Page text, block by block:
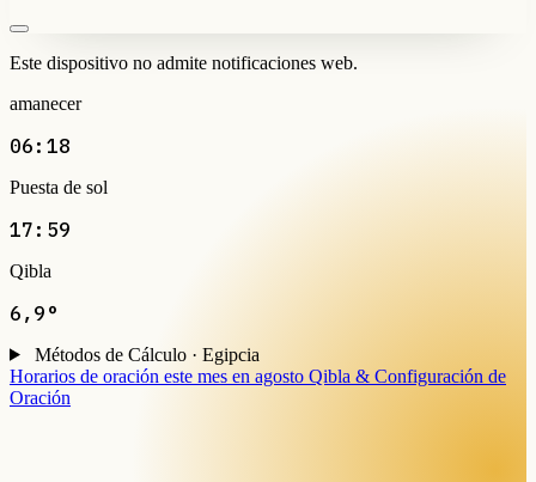
Este dispositivo no admite notificaciones web.
amanecer
06:18
Puesta de sol
17:59
Qibla
6,9°
Métodos de Cálculo · Egipcia
Horarios de oración este mes en agosto Qibla & Configuración de
Oración